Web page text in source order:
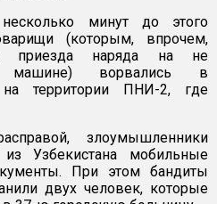
минут до этого
(которым, впрочем,
приезда наряда на не
машине) ворвались в
на территории ПНИ-2, где
злоумышленники
Узбекистана мобильные
При этом бандиты
двух человек, которые